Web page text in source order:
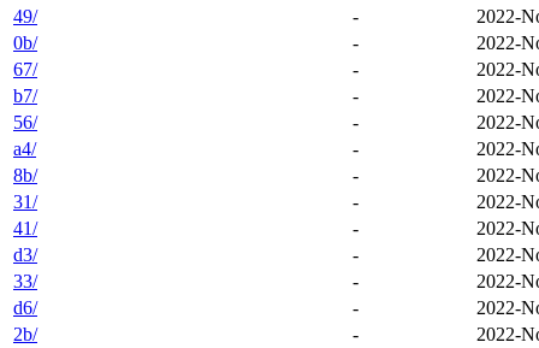
49/ -
2022-
0b/
-
2022-
67/
-
2022-
b7/
-
2022-
56/
-
2022-
a4/
-
2022-
8b/
-
2022-
31/
-
2022-
41/
-
2022-
d3/
-
2022-
33/
-
2022-
d6/
-
2022-
2b/
-
2022-